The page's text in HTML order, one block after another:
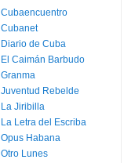
Cubaencuentro
Cubanet
Diario de Cuba
El Caimán Barbudo
Granma
Juventud Rebelde
La Jiribilla
La Letra del Escriba
Opus Habana
Otro Lunes